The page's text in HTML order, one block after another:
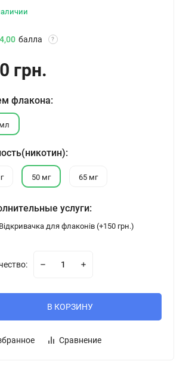
4,00 балла ?
грн.
флакона:
50 мг 65 мг
услуги:
Відкривачка для флаконів (+150 грн.)
В КОРЗИНУ
Сравнение